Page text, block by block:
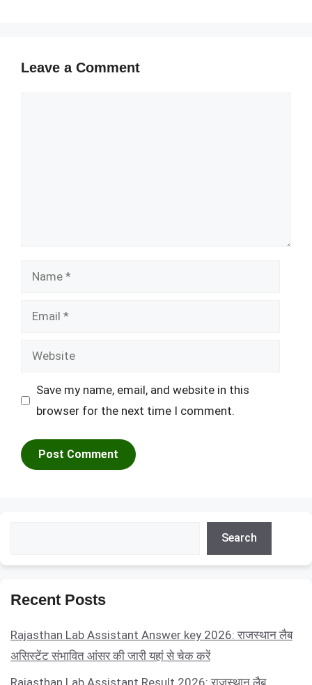
Leave a Comment
Name
Email
Website
Save my name, email, and website in this
browser for the next time I comment.
Search
Recent Posts
Rajasthan Lab Assistant Answer key 2026: राजस्थान लैब
असिस्टेंट संभावित आंसर की जारी यहां से चेक करें